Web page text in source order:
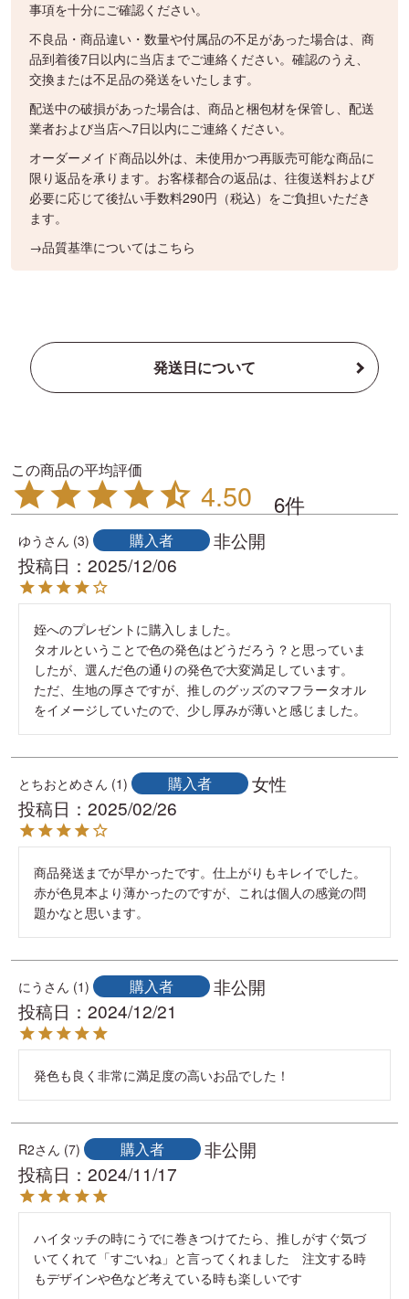
事項を十分にご確認ください。
不良品・商品違い・数量や付属品の不足があった場合は、商
品到着後7日以内に当店までご連絡ください。確認のうえ、
交換または不足品の発送をいたします。
配送中の破損があった場合は、商品と梱包材を保管し、配送
業者および当店へ7日以内にご連絡ください。
オーダーメイド商品以外は、未使用かつ再販売可能な商品に
限り返品を承ります。お客様都合の返品は、往復送料および
必要に応じて後払い手数料290円（税込）をご負担いただき
ます。
→品質基準についてはこちら
発送日について
4.50 6
ゆう 3 購入者
非公開
投稿日
2025/12/06
姪へのプレゼントに購入しました。
タオルということで色の発色はどうだろう？と思っていま
したが、選んだ色の通りの発色で大変満足しています。
ただ、生地の厚さですが、推しのグッズのマフラータオル
をイメージしていたので、少し厚みが薄いと感じました。
とちおとめ 1 購入者
女性
投稿日
2025/02/26
商品発送までが早かったです。仕上がりもキレイでした。
赤が色見本より薄かったのですが、これは個人の感覚の問
題かなと思います。
にう 1 購入者
非公開
投稿日
2024/12/21
発色も良く非常に満足度の高いお品でした！
R2 7 購入者
非公開
投稿日
2024/11/17
ハイタッチの時にうでに巻きつけてたら、推しがすぐ気づ
いてくれて「すごいね」と言ってくれました　注文する時
もデザインや色など考えている時も楽しいです